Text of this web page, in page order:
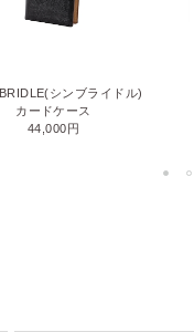
シンブライドル)
カードケース
44,000円